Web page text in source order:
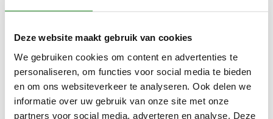
Deze website maakt gebruik van cookies
We gebruiken cookies om content en advertenties te
personaliseren, om functies voor social media te bieden
en om ons websiteverkeer te analyseren. Ook delen we
informatie over uw gebruik van onze site met onze
partners voor social media, adverteren en analyse. Deze
MECHANISATIE FRANEKER
Kiehoek 26
8801 RD Franeker